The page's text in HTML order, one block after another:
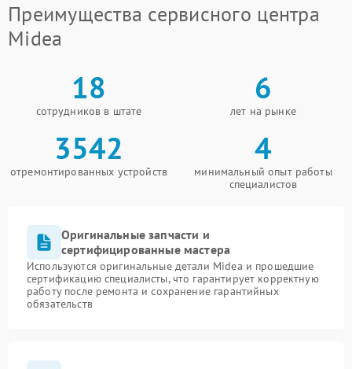
Преимущества сервисного центра
Midea
18
сотрудников в штате
6
лет на рынке
3542
отремонтированных устройств
4
минимальный опыт работы
специалистов
Оригинальные запчасти и
сертифицированные мастера
Используются оригинальные детали Midea и прошедшие
сертификацию специалисты, что гарантирует корректную
работу после ремонта и сохранение гарантийных
обязательств